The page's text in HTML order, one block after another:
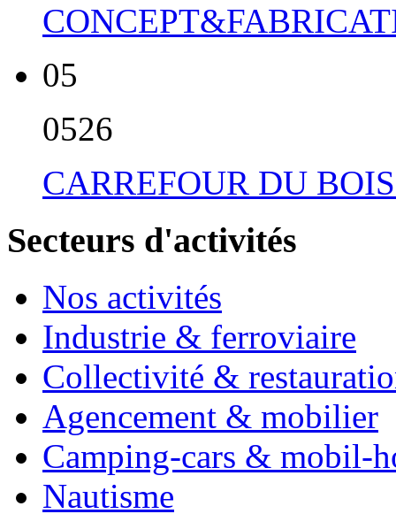
05
0526
CARREFOUR DU
Secteurs d'activités
Nos activités
Industrie & ferroviaire
Collectivité &
Agencement & mobilier
Camping-cars & mobil-
Nautisme